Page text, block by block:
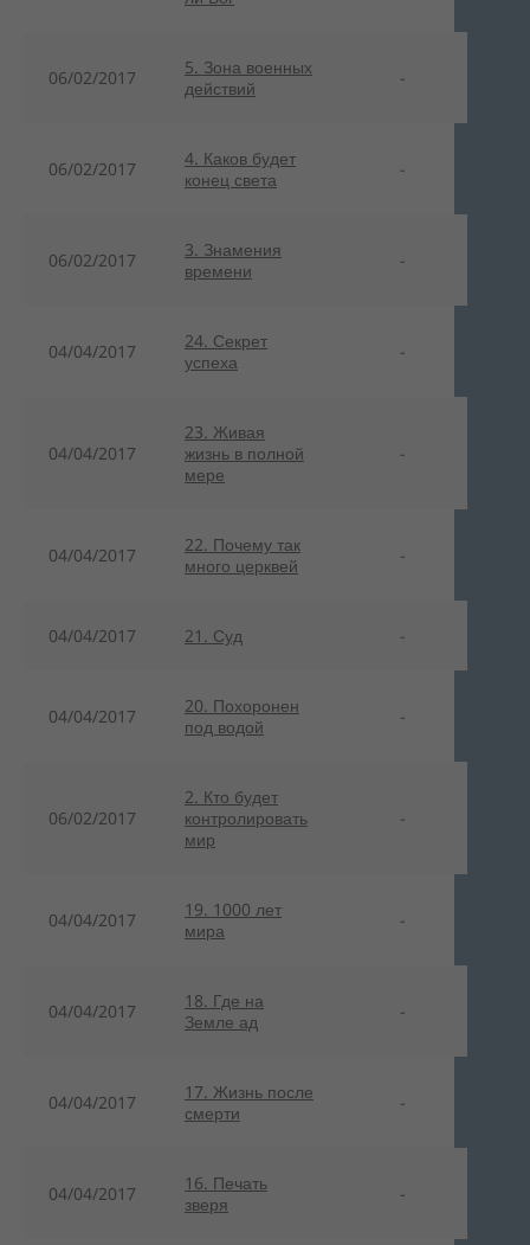
06/02/2017
5. Зона военных
действий
-
06/02/2017
4. Каков будет
конец света
-
06/02/2017
3. Знамения
времени
-
04/04/2017
24. Секрет
успеха
-
04/04/2017
23. Живая
жизнь в полной
мере
-
04/04/2017
22. Почему так
много церквей
-
04/04/2017 21. Суд -
04/04/2017
20. Похоронен
под водой
-
06/02/2017
2. Кто будет
контролировать
мир
-
04/04/2017
19. 1000 лет
мира
-
04/04/2017
18. Где на
Земле ад
-
04/04/2017
17. Жизнь после
смерти
-
04/04/2017
16. Печать
зверя
-